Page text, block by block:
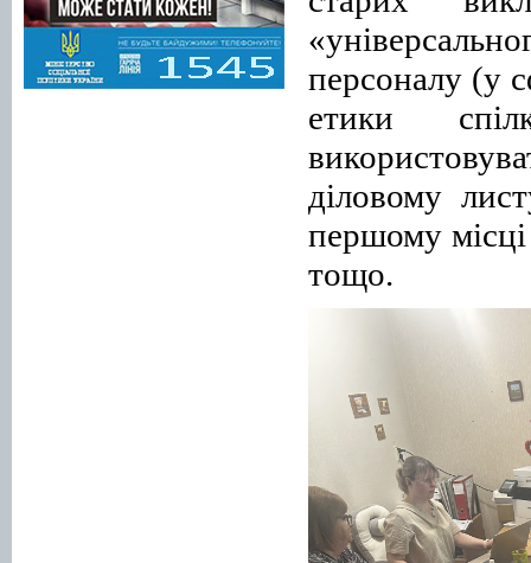
персоналу (у
етики
діловому
першому місці
тощо.